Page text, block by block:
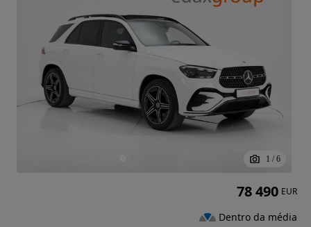
1 / 6
78 490 EUR
Dentro da média